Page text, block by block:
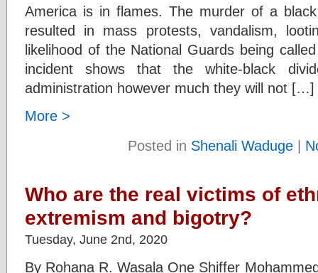
America is in flames. The murder of a
resulted in mass protests, vandalism,
likelihood of the National Guards being
incident shows that the white-black
administration however much they will not […]
More >
Posted in Shenali Waduge |
Who are the real victims of
extremism and bigotry?
Tuesday, June 2nd, 2020
By Rohana R. Wasala One Shiffer